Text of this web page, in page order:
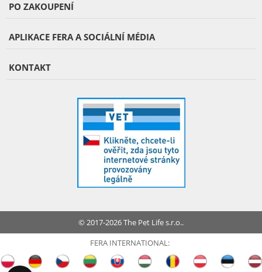
PO ZAKOUPENÍ
APLIKACE FERA A SOCIÁLNÍ MÉDIA
KONTAKT
© 2017-2026 The Pet Life s.r.o..
FERA INTERNATIONAL: